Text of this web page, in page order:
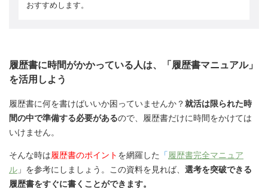
おすすめします。
履歴書に時間がかかっている人は、「履歴書マニュアル」
を活用しよう
履歴書に何を書けばいいか困っていませんか？就活は限られた時
間の中で準備する必要があるので、履歴書だけに時間をかけては
いけません。
そんな時は履歴書のポイント を網羅した 「 履歴書完全マニュア
ル 」を参考にしましょう。この資料を見れば、 選考を突破できる
履歴書をすぐに書くことができます。